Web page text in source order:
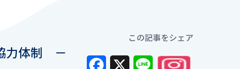
力体制 －
この記事をシェア
Facebook Line